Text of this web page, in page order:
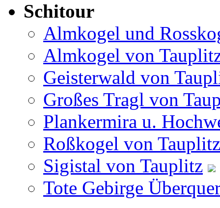
Schitour
Almkogel und
Almkogel von
Geisterwald von
Großes Tragl von
Plankermira u.
Roßkogel von Tauplitz
Sigistal von Tauplitz
Tote Gebirge